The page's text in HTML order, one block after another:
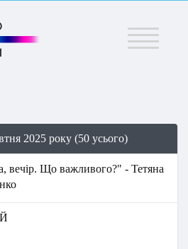
Меню
2025 року (50 усього)
вечір. Що важливого?" - Тетяна